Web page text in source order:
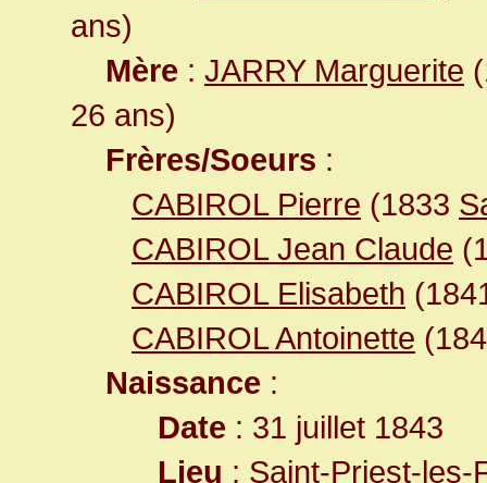
ans)
Mère : JARRY Marguerite
26 ans)
Frères/Soeurs :
CABIROL Pierre (1833
CABIROL Jean Claude
CABIROL Elisabeth
CABIROL Antoinette
Naissance :
Date : 31 juillet 1843
Lieu : Saint-Priest-les-